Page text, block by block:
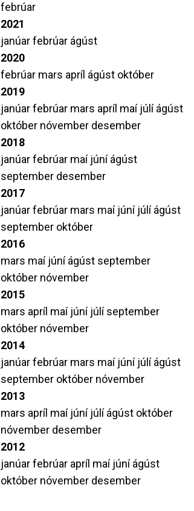
febrúar
2021
janúarfebrúar ágúst
2020
febrúar mars apríl ágúst október
2019
janúarfebrúar mars apríl maí júlíágúst
október nóvember desember
2018
janúarfebrúar maí júníágúst
september desember
2017
janúarfebrúar mars maí júní júlíágúst
september október
2016
mars maí júníágúst september
október nóvember
2015
mars apríl maí júní júlíseptember
október nóvember
2014
janúarfebrúar mars maí júní júlíágúst
september október nóvember
2013
mars apríl maí júní júlíágúst október
nóvember desember
2012
janúarfebrúar apríl maí júníágúst
október nóvember desember